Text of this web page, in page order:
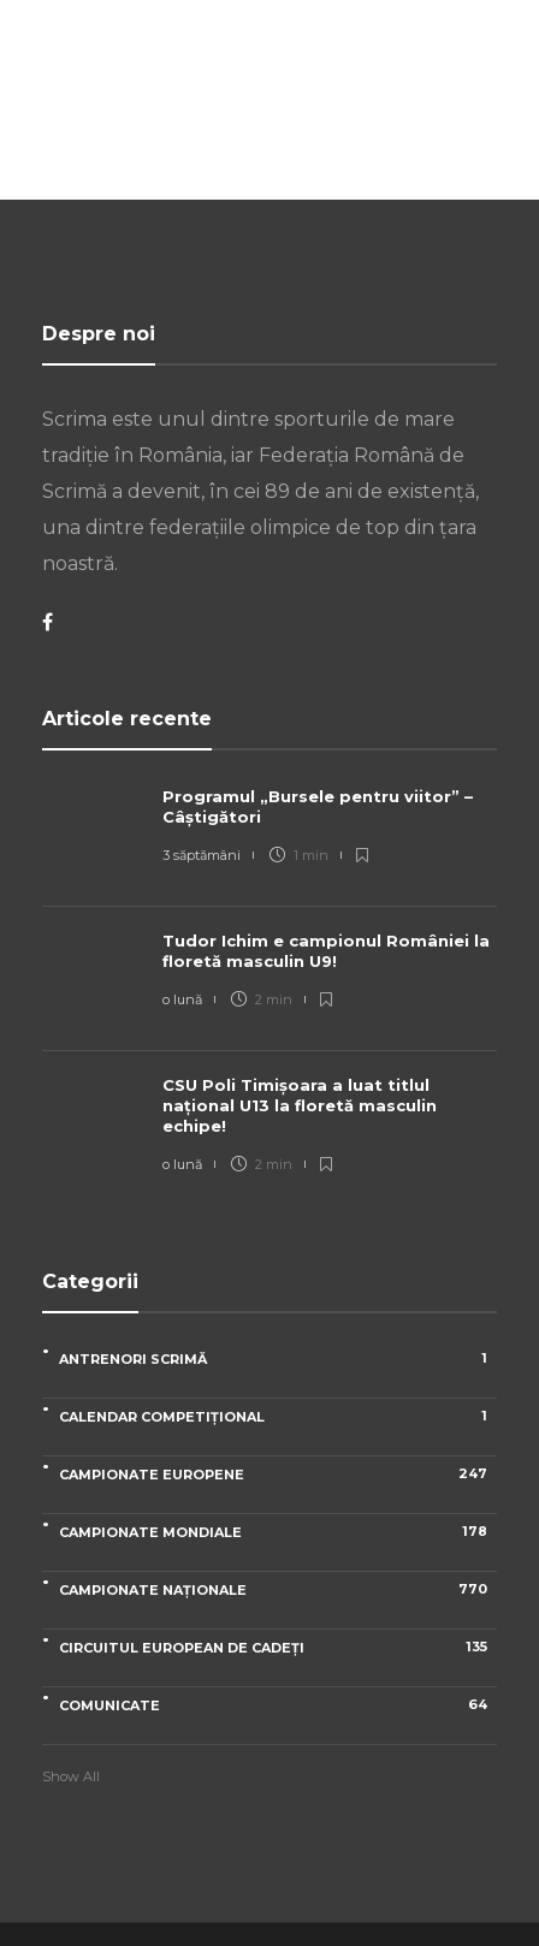
Despre noi
Scrima este unul dintre sporturile de mare
tradiție în România, iar Federația Română de
Scrimă a devenit, în cei 89 de ani de existență,
una dintre federațiile olimpice de top din țara
noastră.
Articole recente
Programul „Bursele pentru viitor” –
Câștigători
3 săptămâni 1 min
Tudor Ichim e campionul României la
floretă masculin U9!
o lună 2 min
CSU Poli Timișoara a luat titlul
național U13 la floretă masculin
echipe!
o lună 2 min
Categorii
ANTRENORI SCRIMĂ 1
CALENDAR COMPETIȚIONAL 1
CAMPIONATE EUROPENE 247
CAMPIONATE MONDIALE 178
CAMPIONATE NAȚIONALE 770
CIRCUITUL EUROPEAN DE CADEȚI 135
COMUNICATE 64
Show All